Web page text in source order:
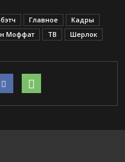
Главное
Кадры
Моффат ТВ Шерлок